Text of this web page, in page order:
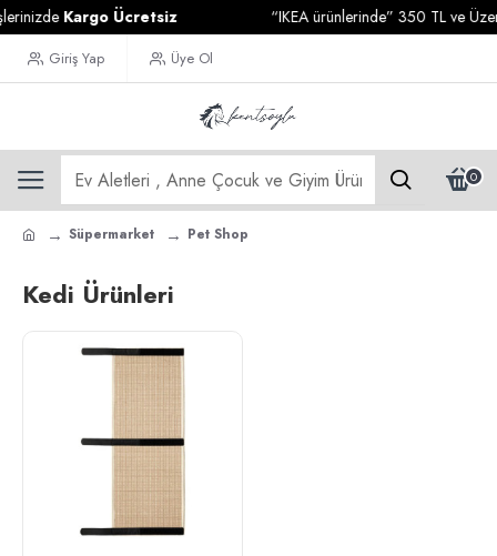
Kargo Ücretsiz “IKEA ürünlerinde” 350 TL ve
Giriş Yap Üye Ol
0
Süpermarket Pet Shop
Kedi Ürünleri